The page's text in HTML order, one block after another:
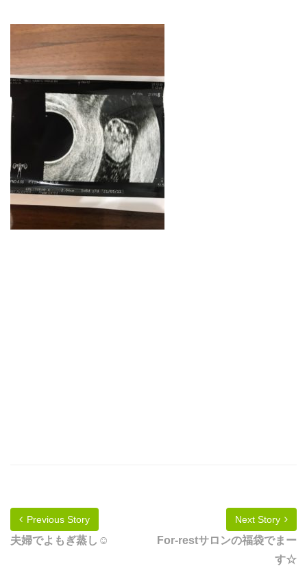
Previous Story
夫婦でよもぎ蒸し☺
Next Story
For-restサロンの福袋でまー
す☆